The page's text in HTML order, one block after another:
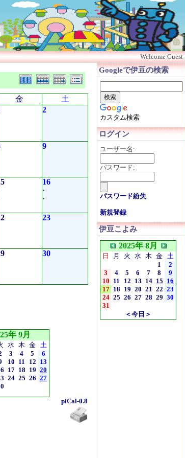
Welcome Guest
金
土
2
9
16
•
•
23
30
年 9月
水 木 金 土
3 4 5
6
10 11 12 13
17 18 19 20
24 25 26 27
piCal-0.8
Googleで伊豆の検索
カスタム検索
ログイン
ユーザー名:
パスワード:
パスワード紛失
新規登録
伊豆こよみ
2025年 8月
日 月 火 水 木 金 土
1
2
3
4 5 6 7 8
9
10 11 12 13 14 15 16
17 18 19 20 21 22 23
24 25 26 27 28 29 30
31
＜今日＞